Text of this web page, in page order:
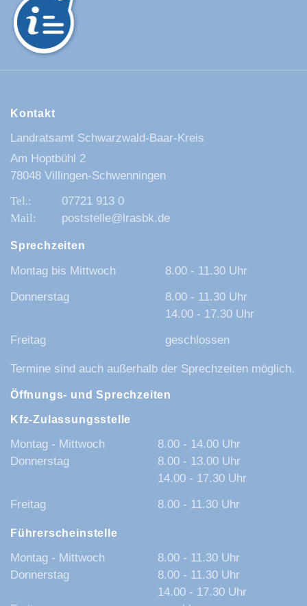
Kontakt
Landratsamt Schwarzwald-Baar-Kreis
Am Hoptbühl 2
78048 Villingen-Schwenningen
07721 913 0
poststelle@lrasbk.de
Sprechzeiten
Montag bis Mittwoch
8.00 - 11.30 Uhr
Donnerstag
8.00 - 11.30 Uhr
14.00 - 17.30 Uhr
Freitag
geschlossen
Termine sind auch außerhalb der Sprechzeiten möglich.
Öffnungs- und Sprechzeiten
Kfz-Zulassungsstelle
Montag - Mittwoch
8.00 - 14.00 Uhr
Donnerstag
8.00 - 13.00 Uhr
14.00 - 17.30 Uhr
Freitag
8.00 - 11.30 Uhr
Führerscheinstelle
Montag - Mittwoch
8.00 - 11.30 Uhr
Donnerstag
8.00 - 11.30 Uhr
14.00 - 17.30 Uhr